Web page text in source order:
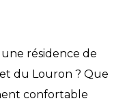
résidence de
du Louron ? Que
confortable